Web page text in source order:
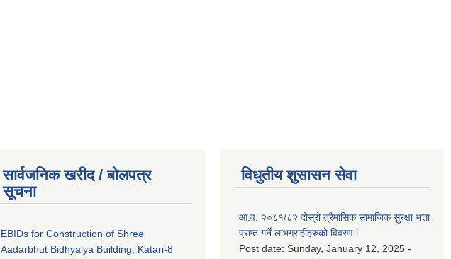
सार्वजनिक खरीद / बोलपत्र
सूचना
EBIDs for Construction of Shree
Aadarbhut Bidhyalya Building, Katari-8
विधुतीय शुसासन सेवा
आ.व. २०८१/८२ दोस्रो त्रैमासिक सामाजिक सुरक्षा भत्ता
प्राप्त गर्ने लाभग्राहीहरुको विवरण l
Post date: Sunday, January 12, 2025 -